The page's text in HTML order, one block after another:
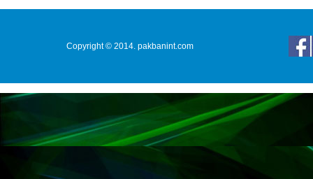
Copyright © 2014. pakbanint.com